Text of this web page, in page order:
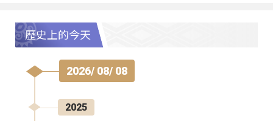
歷史上的今天
2026/ 08/ 08
2025